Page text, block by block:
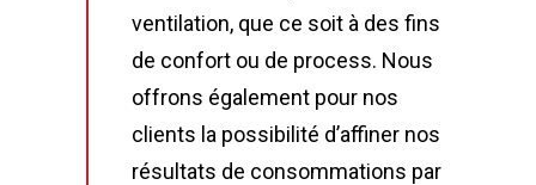
ventilation, que ce soit à des fins
de confort ou de process. Nous
offrons également pour nos
clients la possibilité d’affiner nos
résultats de consommations par